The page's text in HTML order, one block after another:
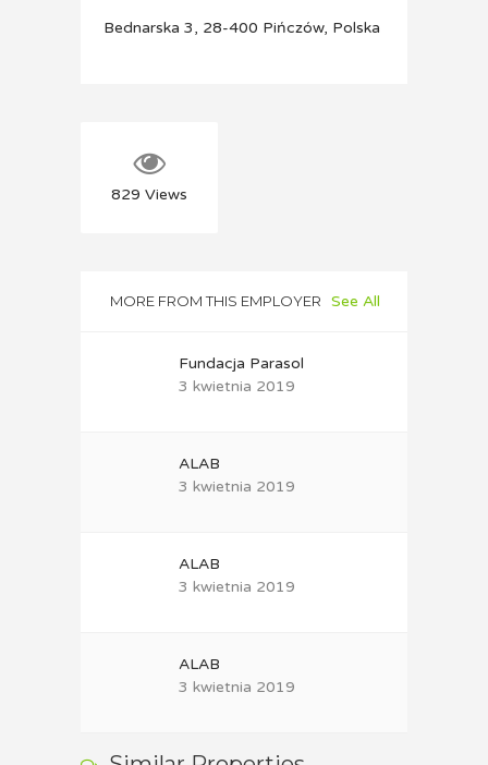
Bednarska 3, 28-400 Pińczów, Polska
829 Views
MORE FROM THIS EMPLOYER See All
Fundacja Parasol
3 kwietnia 2019
ALAB
3 kwietnia 2019
ALAB
3 kwietnia 2019
ALAB
3 kwietnia 2019